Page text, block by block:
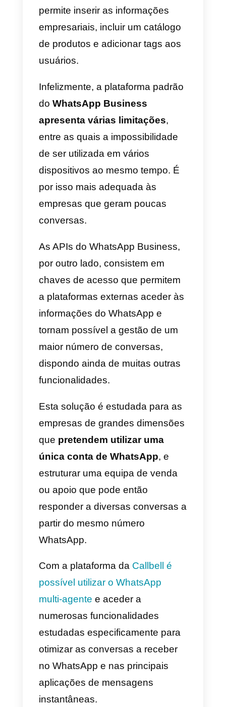
precisamente este: informá-los
fato de que as conversas
poderão ser geridas por
do ambiente
Facebook/WhatsApp.
Geralmente, para poder aceder
às APIs do WhatsApp Business
necessário fazer um pedido ao
Facebook ou a um dos
fornecedores selecionados pelo
mesmo. Convidamos-te a ler o
próximo parágrafo para
entenderes as diferenças em
relação à versão do WhatsApp
Business.
WhatsApp para o negócio:
WhatsApp Business e
do WhatsApp Business
Como já mencionado acima,
estas duas soluções são
estudadas para as empresas
têm intenções de obter um maior
controlo das suas comunicações
através da famosa aplicação de
mensagens.
A versão doWhatsApp
Business é a versão gratuita
oferecida às empresas de
pequena/média dimensão, e
permite inserir as informações
empresariais, incluir um catálogo